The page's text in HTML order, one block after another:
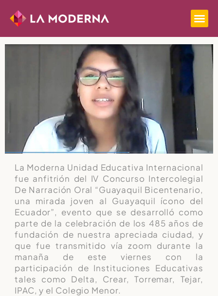
La Moderna Unidad Educativa Internacional
fue anfitrión del IV Concurso Intercolegial
De Narración Oral “Guayaquil Bicentenario,
una mirada joven al Guayaquil ícono del
Ecuador”, evento que se desarrolló como
parte de la celebración de los 485 años de
fundación de nuestra apreciada ciudad, y
que fue transmitido vía zoom durante la
manaña de este viernes con la
participación de Instituciones Educativas
tales como Delta, Crear, Torremar, Tejar,
IPAC, y el Colegio Menor.